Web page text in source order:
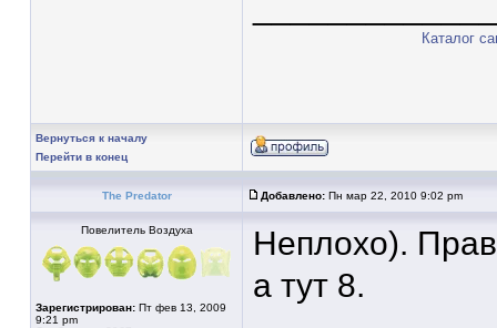
Каталог
Вернуться к началу
Перейти в конец
The Predator Добавлено: Пн мар 22, 2010 9:02 pm
Повелитель Воздуха
Зарегистрирован: Пт фев 13, 2009
9:21 pm
Неплохо).
а тут 8.